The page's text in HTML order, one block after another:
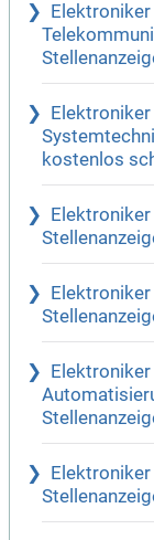
kostenlos
Elektroniker